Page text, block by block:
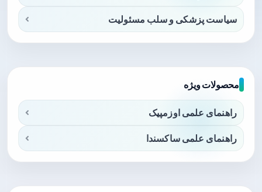
سیاست پزشکی و سلب مسئولیت
محصولات ویژه
راهنمای علمی اوزمپیک
راهنمای علمی ساکسندا